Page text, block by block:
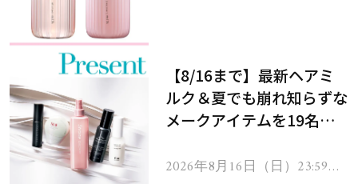
【8/16まで】最新ヘアミ
ルク＆夏でも崩れ知らずな
メークアイテムを19名様
2026年8月16日（日）23:59ま